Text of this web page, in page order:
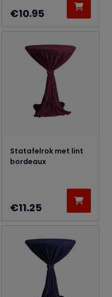
€10.95
Statafelrok met lint
bordeaux
€11.25